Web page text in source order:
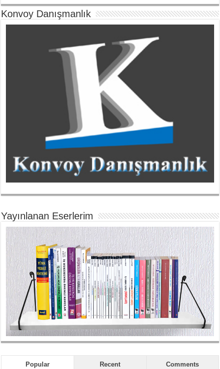
Konvoy Danışmanlık
Yayınlanan Eserlerim
Popular Recent Comments